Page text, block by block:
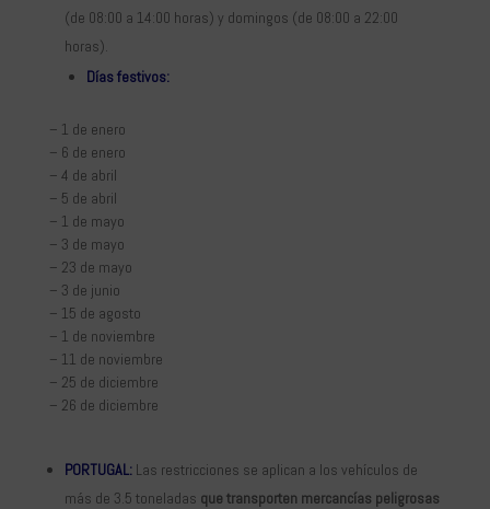
(de 08:00 a 14:00 horas) y domingos (de 08:00 a 22:00
horas).
Días festivos:
– 1 de enero
– 6 de enero
– 4 de abril
– 5 de abril
– 1 de mayo
– 3 de mayo
– 23 de mayo
– 3 de junio
– 15 de agosto
– 1 de noviembre
– 11 de noviembre
– 25 de diciembre
– 26 de diciembre
PORTUGAL:Las restricciones se aplican a los vehículos de
más de 3.5 toneladas que transporten mercancías peligrosas